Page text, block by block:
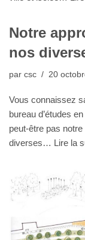
Notre
nos
par csc 20
Vous connaissez
bureau d’études
peut-être pas
diverses… Lire la